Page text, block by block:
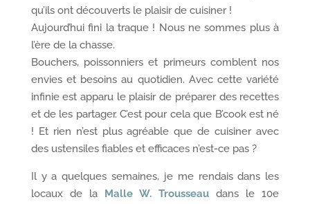
qu’ils ont découverts le plaisir de cuisiner !
Aujourd’hui fini la traque ! Nous ne sommes plus à
l’ère de la chasse.
Bouchers, poissonniers et primeurs comblent nos
envies et besoins au quotidien. Avec cette variété
infinie est apparu le plaisir de préparer des recettes
et de les partager. C’est pour cela que B’cook est né
! Et rien n’est plus agréable que de cuisiner avec
des ustensiles fiables et efficaces n’est-ce pas ?
Il y a quelques semaines, je me rendais dans les
locaux de la Malle W. Trousseau dans le 10e